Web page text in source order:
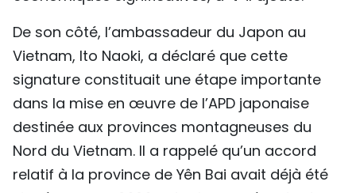
De son côté, l’ambassadeur du Japon au
Vietnam, Ito Naoki, a déclaré que cette
signature constituait une étape importante
dans la mise en œuvre de l’APD japonaise
destinée aux provinces montagneuses du
Nord du Vietnam. Il a rappelé qu’un accord
relatif à la province de Yên Bai avait déjà été